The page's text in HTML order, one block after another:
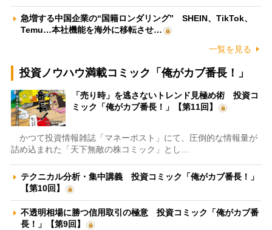
急増する中国企業の“国籍ロンダリング” SHEIN、TikTok、
Temu…本社機能を海外に移転させ…
一覧を見る
投資ノウハウ満載コミック「俺がカブ番長！」
「売り時」を逃さないトレンド見極め術 投資コ
ミック「俺がカブ番長！」【第11回】
かつて投資情報雑誌「マネーポスト」にて、圧倒的な情報量が
詰め込まれた「天下無敵の株コミック」とし…
テクニカル分析・集中講義 投資コミック「俺がカブ番長！」
【第10回】
不透明相場に勝つ信用取引の極意 投資コミック「俺がカブ番
長！」【第9回】